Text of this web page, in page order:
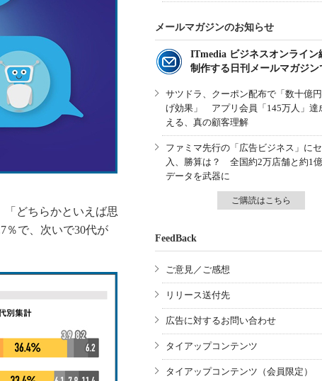
「どちらかといえば思
％で、次いで30代が
メールマガジンのお知らせ
ITmedia ビジネスオンライン
制作する日刊メールマガジン
サツドラ、クーポン配布で「数十億
げ効果」 アプリ会員「145万人」達
える、真の顧客理解
ファミマ先行の「広告ビジネス」に
入、勝算は？ 全国約2万店舗と約1
データを武器に
ご購読はこちら
FeedBack
ご意見／ご感想
リリース送付先
広告に対するお問い合わせ
タイアップコンテンツ
タイアップコンテンツ（会員限定）